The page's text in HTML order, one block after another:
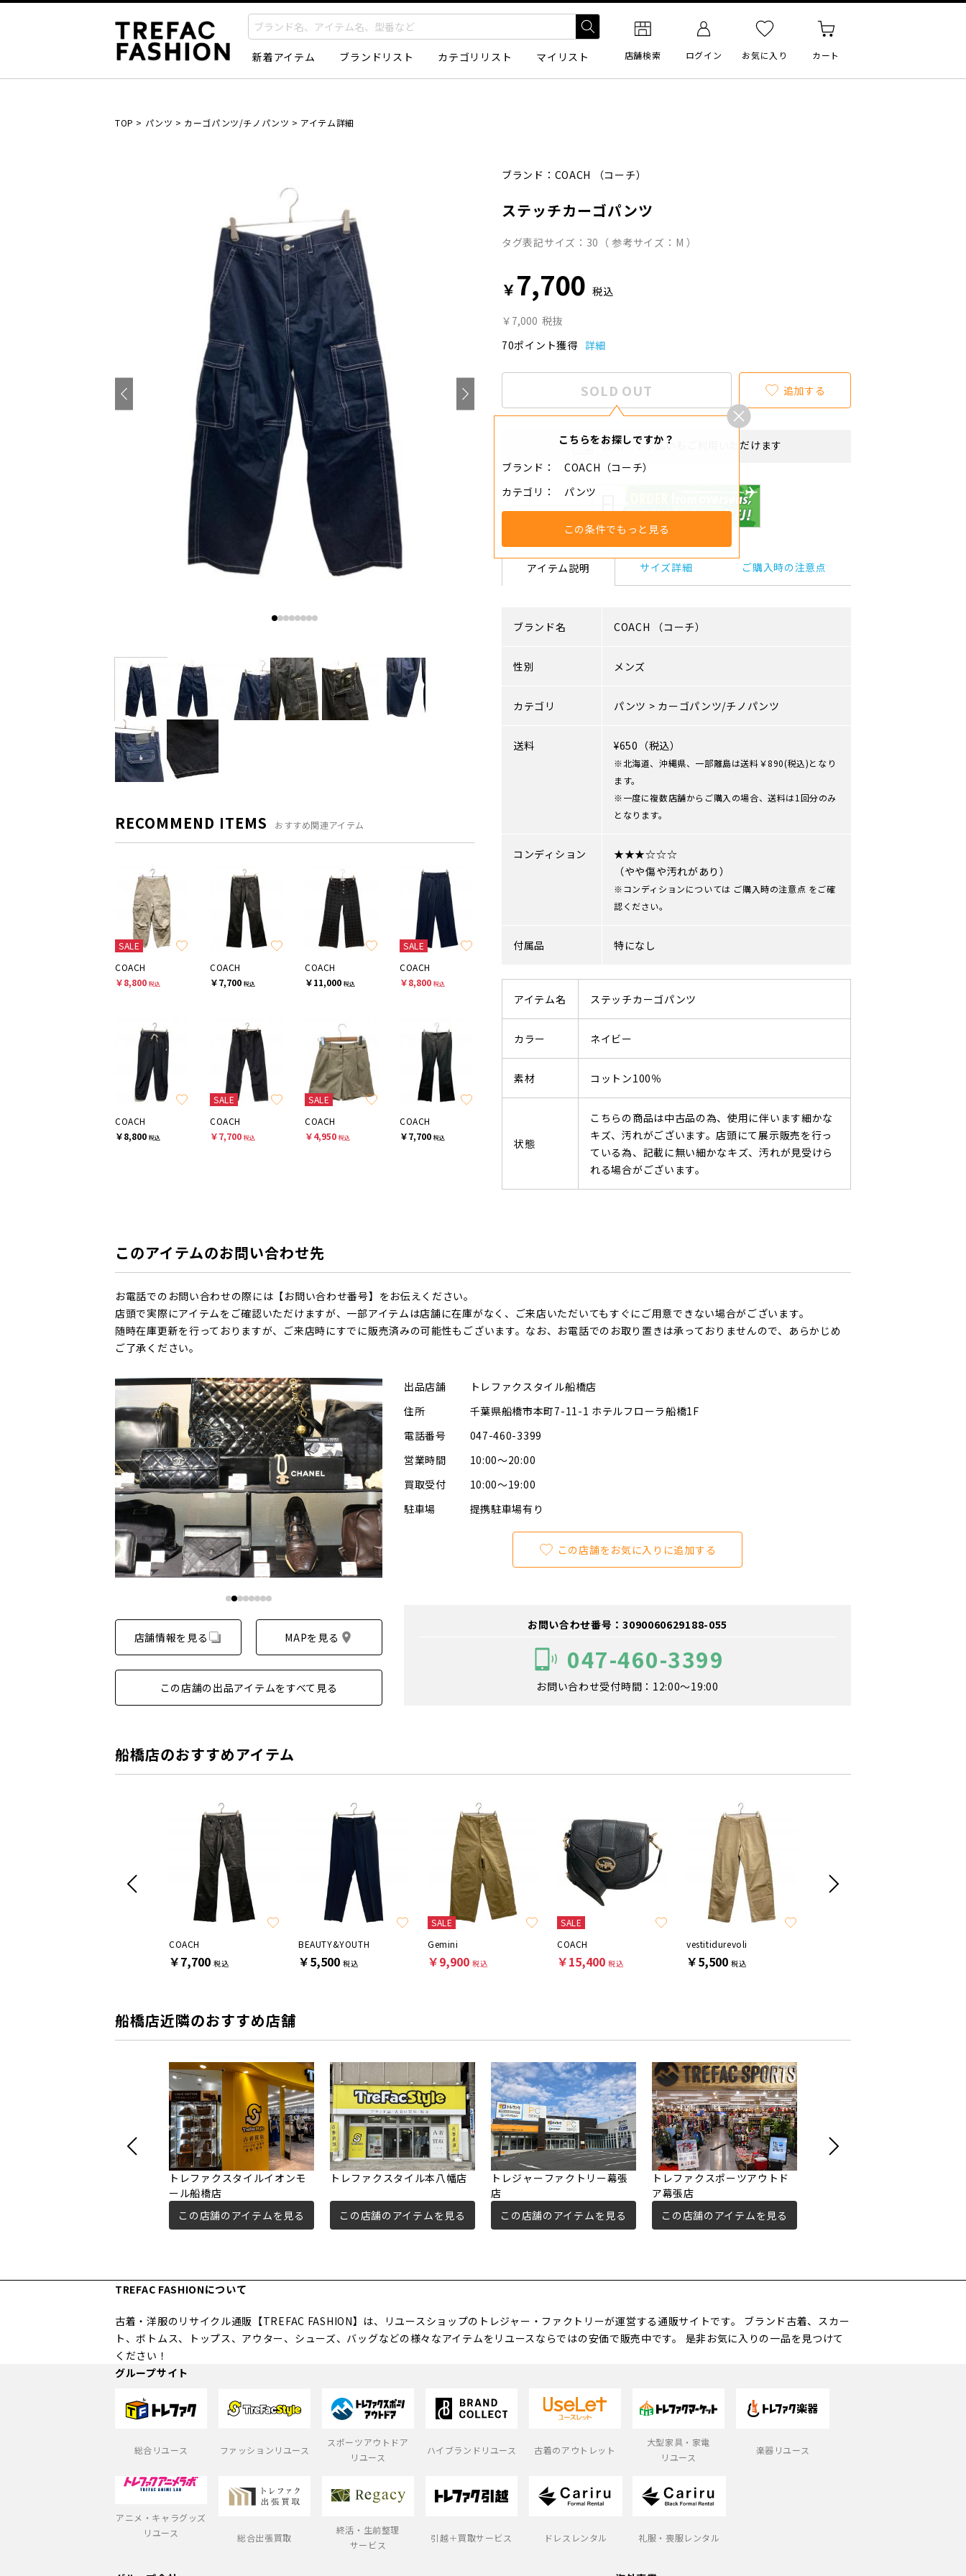
新着アイテム ブランドリスト カテゴリリスト マイリスト 店舗検索 ログイン お気に入り カート
TOP > パンツ > カーゴパンツ/チノパンツ > アイテム詳細
RECOMMEND ITEMS おすすめ関連アイテム
SALE
COACH
￥8,800 税込
COACH
￥7,700 税込
COACH
￥11,000 税込
SALE
COACH
￥8,800 税込
COACH
￥8,800 税込
SALE
COACH
￥7,700 税込
SALE
COACH
￥4,950 税込
COACH
￥7,700 税込
ブランド： COACH （コーチ）
ステッチカーゴパンツ
タグ表記サイズ：30（ 参考サイズ：M ）
￥7,700 税込
￥7,000 税抜
70ポイント獲得 詳細
SOLD OUT
こちらをお探しですか？
ブランド
COACH（コーチ）
カテゴリ
パンツ
この条件でもっと見る
追加する
分割・リボ払いもご利用いただけます
アイテム説明 サイズ詳細 ご購入時の注意点
ブランド名 COACH （コーチ）
性別 メンズ
カテゴリ パンツ > カーゴパンツ/チノパンツ
送料 ¥650（税込）
※北海道、沖縄県、一部離島は送料￥890(税込)となり
ます。
※一度に複数店舗からご購入の場合、送料は1回分のみ
となります。
コンディション
★★★☆☆☆
（やや傷や汚れがあり）
※コンディションについては ご購入時の注意点 をご確
認ください。
付属品 特になし
アイテム名 ステッチカーゴパンツ
カラー ネイビー
素材 コットン100％
状態
こちらの商品は中古品の為、使用に伴います細かな
キズ、汚れがございます。店頭にて展示販売を行っ
ている為、記載に無い細かなキズ、汚れが見受けら
れる場合がございます。
このアイテムのお問い合わせ先
お電話でのお問い合わせの際には【お問い合わせ番号】をお伝えください。
店頭で実際にアイテムをご確認いただけますが、一部アイテムは店舗に在庫がなく、ご来店いただいてもすぐにご用意できない場合がございます。
随時在庫更新を行っておりますが、ご来店時にすでに販売済みの可能性もございます。なお、お電話でのお取り置きは承っておりませんので、あらかじめ
ご了承ください。
店舗情報を見る MAPを見る
この店舗の出品アイテムをすべて見る
出品店舗
トレファクスタイル船橋店
住所
千葉県船橋市本町7-11-1 ホテルフローラ船橋1F
電話番号
047-460-3399
営業時間
10:00～20:00
買取受付
10:00～19:00
駐車場
提携駐車場有り
この店舗をお気に入りに追加する
お問い合わせ番号：3090060629188-055
047-460-3399
お問い合わせ受付時間：12:00～19:00
船橋店のおすすめアイテム
COACH
￥7,700 税込
BEAUTY&YOUTH
￥5,500 税込
SALE
Gemini
￥9,900 税込
SALE
COACH
￥15,400 税込
vestitidurevoli
￥5,500 税込
船橋店近隣のおすすめ店舗
トレファクスタイルイオンモ
ール船橋店
この店舗のアイテムを見る
トレファクスタイル本八幡店
この店舗のアイテムを見る
トレジャーファクトリー幕張
店
この店舗のアイテムを見る
トレファクスポーツアウトド
ア幕張店
この店舗のアイテムを見る
TREFAC FASHIONについて
古着・洋服のリサイクル通販【TREFAC FASHION】は、リユースショップのトレジャー・ファクトリーが運営する通販サイトです。 ブランド古着、スカー
ト、ボトムス、トップス、アウター、シューズ、バッグなどの様々なアイテムをリユースならではの安価で販売中です。 是非お気に入りの一品を見つけて
ください！
グループサイト
総合リユース ファッションリユース
スポーツアウトドア
リユース
ハイブランドリユース 古着のアウトレット
大型家具・家電
リユース
楽器リユース
アニメ・キャラグッズ
リユース
総合出張買取
終活・生前整理
サービス
引越＋買取サービス ドレスレンタル 礼服・喪服レンタル